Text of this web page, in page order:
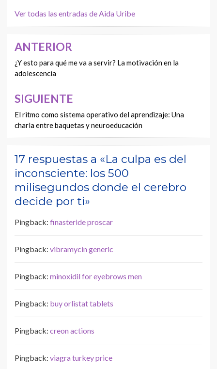
Ver todas las entradas de Aida Uribe
Navegación
de
entradas
ANTERIOR
¿Y esto para qué me va a servir? La motivación en la
adolescencia
SIGUIENTE
El ritmo como sistema operativo del aprendizaje: Una
charla entre baquetas y neuroeducación
17 respuestas a «La culpa es del
inconsciente: los 500
milisegundos donde el cerebro
decide por ti»
Pingback: finasteride proscar
Pingback: vibramycin generic
Pingback: minoxidil for eyebrows men
Pingback: buy orlistat tablets
Pingback: creon actions
Pingback: viagra turkey price